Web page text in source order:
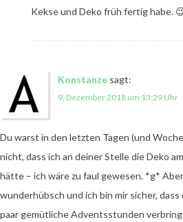
Kekse und Deko früh fertig habe.
Konstanze sagt:
9. Dezember 2018 um 13:29 Uhr
Du warst in den letzten Tagen (und
nicht, dass ich an deiner Stelle die Deko
hätte – ich wäre zu faul gewesen. *g*
wunderhübsch und ich bin mir sicher,
paar gemütliche Adventsstunden